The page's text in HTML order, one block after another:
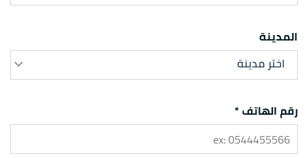
المدينة
اختر مدينة
رقم الهاتف *